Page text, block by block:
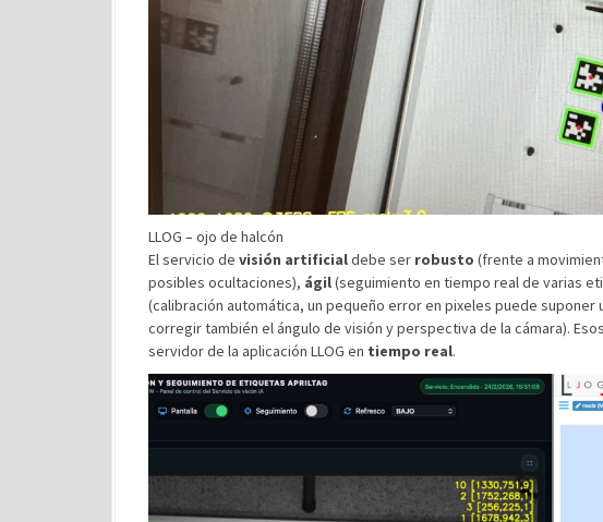
LLOG – ojo de halcón
El servicio de visión artificialdebe ser robusto (frente a
posibles ocultaciones), ágil(seguimiento en tiempo real de varias
(calibración automática, un pequeño error en pixeles puede suponer
corregir también el ángulo de visión y perspectiva de la cámara).
servidor de la aplicación LLOG en tiempo real.